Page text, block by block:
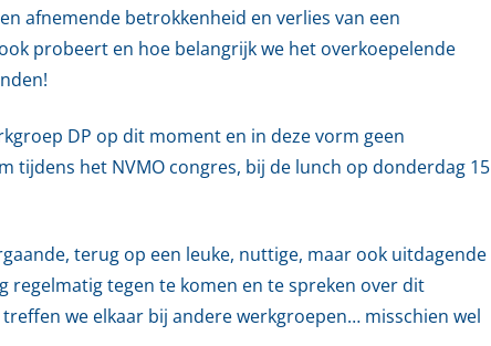
afnemende betrokkenheid en verlies van een
probeert en hoe belangrijk we het overkoepelende
DP op dit moment en in deze vorm geen
tijdens het NVMO congres, bij de lunch op donderdag 15
terug op een leuke, nuttige, maar ook uitdagende
regelmatig tegen te komen en te spreken over dit
we elkaar bij andere werkgroepen… misschien wel